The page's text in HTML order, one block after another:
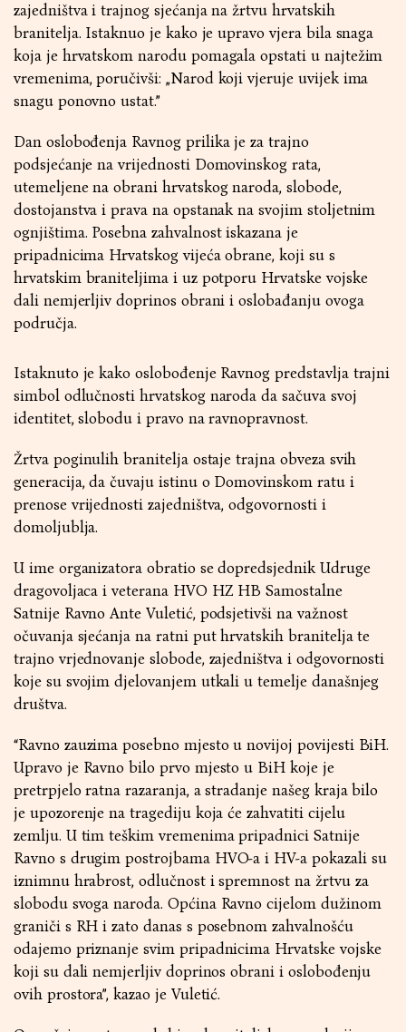
zajedništva i trajnog sjećanja na žrtvu hrvatskih
branitelja. Istaknuo je kako je upravo vjera bila snaga
koja je hrvatskom narodu pomagala opstati u najtežim
vremenima, poručivši: „Narod koji vjeruje uvijek ima
snagu ponovno ustat.”
Dan oslobođenja Ravnog prilika je za trajno
podsjećanje na vrijednosti Domovinskog rata,
utemeljene na obrani hrvatskog naroda, slobode,
dostojanstva i prava na opstanak na svojim stoljetnim
ognjištima. Posebna zahvalnost iskazana je
pripadnicima Hrvatskog vijeća obrane, koji su s
hrvatskim braniteljima i uz potporu Hrvatske vojske
dali nemjerljiv doprinos obrani i oslobađanju ovoga
područja.
Istaknuto je kako oslobođenje Ravnog predstavlja trajni
simbol odlučnosti hrvatskog naroda da sačuva svoj
identitet, slobodu i pravo na ravnopravnost.
Žrtva poginulih branitelja ostaje trajna obveza svih
generacija, da čuvaju istinu o Domovinskom ratu i
prenose vrijednosti zajedništva, odgovornosti i
domoljublja.
U ime organizatora obratio se dopredsjednik Udruge
dragovoljaca i veterana HVO HZ HB Samostalne
Satnije Ravno Ante Vuletić, podsjetivši na važnost
očuvanja sjećanja na ratni put hrvatskih branitelja te
trajno vrjednovanje slobode, zajedništva i odgovornosti
koje su svojim djelovanjem utkali u temelje današnjeg
društva.
“Ravno zauzima posebno mjesto u novijoj povijesti BiH.
Upravo je Ravno bilo prvo mjesto u BiH koje je
pretrpjelo ratna razaranja, a stradanje našeg kraja bilo
je upozorenje na tragediju koja će zahvatiti cijelu
zemlju. U tim teškim vremenima pripadnici Satnije
Ravno s drugim postrojbama HVO-a i HV-a pokazali su
iznimnu hrabrost, odlučnost i spremnost na žrtvu za
slobodu svoga naroda. Općina Ravno cijelom dužinom
graniči s RH i zato danas s posebnom zahvalnošću
odajemo priznanje svim pripadnicima Hrvatske vojske
koji su dali nemjerljiv doprinos obrani i oslobođenju
ovih prostora”, kazao je Vuletić.